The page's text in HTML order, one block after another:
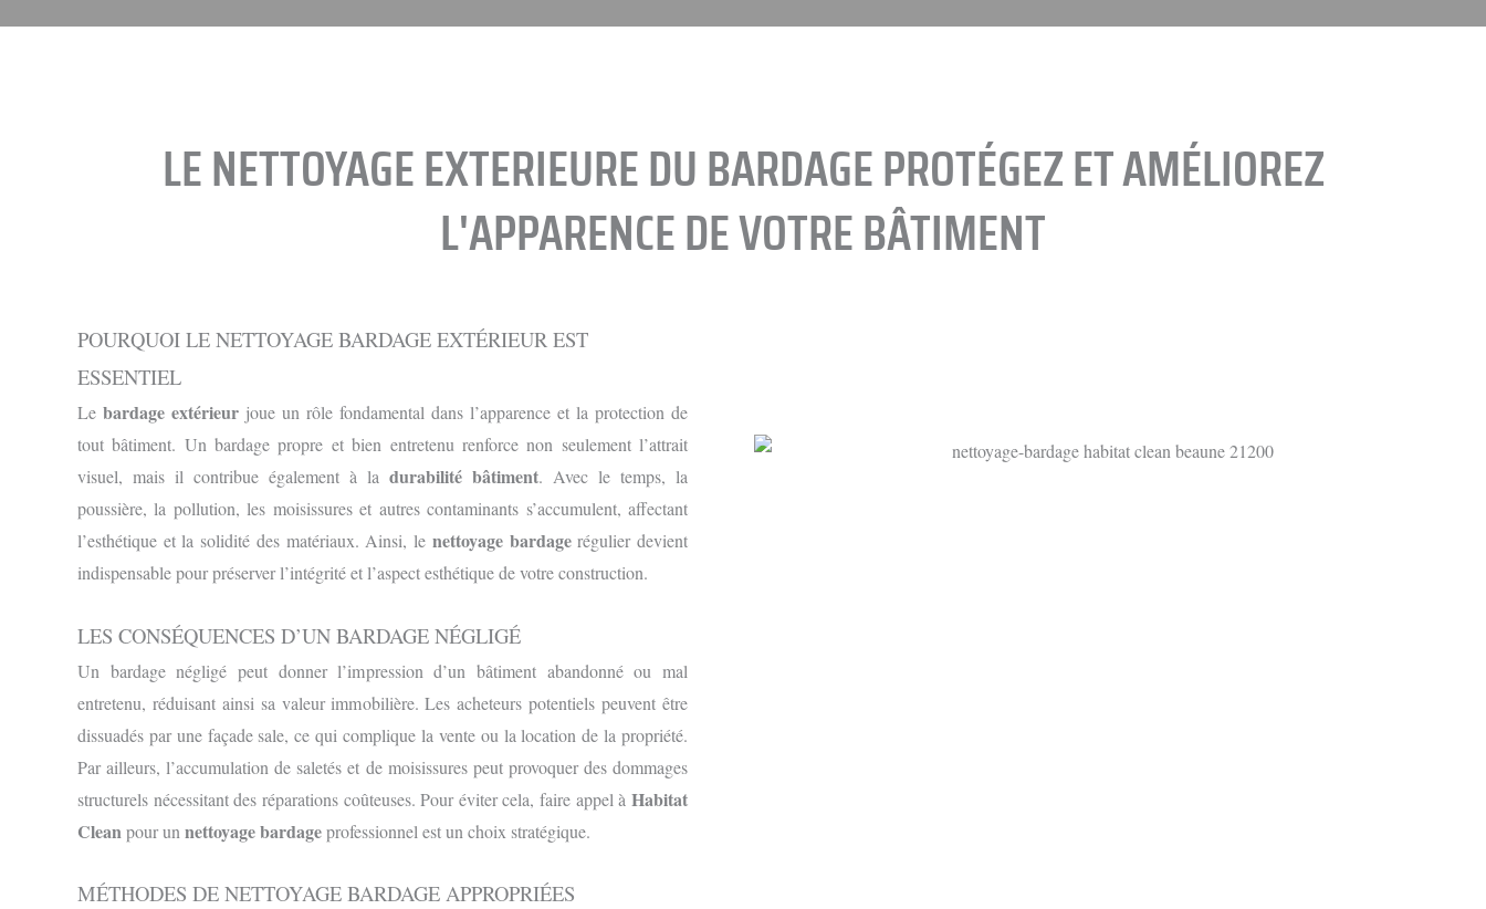
LE NETTOYAGE EXTERIEURE DU BARDAGE PROTÉGEZ ET AMÉLIOREZ
L'APPARENCE DE VOTRE BÂTIMENT
POURQUOI LE NETTOYAGE BARDAGE EXTÉRIEUR EST
ESSENTIEL
Le bardage extérieur joue un rôle fondamental dans l’apparence et la protection de
tout bâtiment. Un bardage propre et bien entretenu renforce non seulement l’attrait
visuel, mais il contribue également à la durabilité bâtiment. Avec le temps, la
poussière, la pollution, les moisissures et autres contaminants s’accumulent, affectant
l’esthétique et la solidité des matériaux. Ainsi, le nettoyage bardagerégulier devient
indispensable pour préserver l’intégrité et l’aspect esthétique de votre construction.
LES CONSÉQUENCES D’UN BARDAGE NÉGLIGÉ
Un bardage négligé peut donner l’impression d’un bâtiment abandonné ou mal
entretenu, réduisant ainsi sa valeur immobilière. Les acheteurs potentiels peuvent être
dissuadés par une façade sale, ce qui complique la vente ou la location de la propriété.
Par ailleurs, l’accumulation de saletés et de moisissures peut provoquer des dommages
structurels nécessitant des réparations coûteuses. Pour éviter cela, faire appel à Habitat
Clean pour un nettoyage bardageprofessionnel est un choix stratégique.
MÉTHODES DE NETTOYAGE BARDAGE APPROPRIÉES